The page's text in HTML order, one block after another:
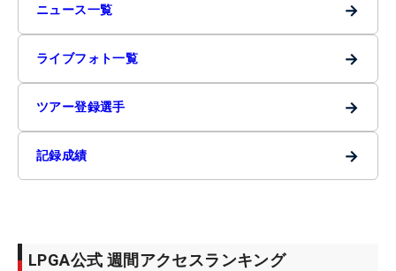
ニュース一覧 →
ライブフォト一覧 →
ツアー登録選手 →
記録成績 →
LPGA公式 週間アクセスランキング